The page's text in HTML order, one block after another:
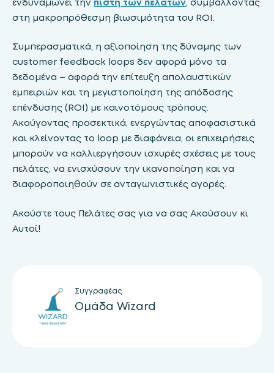
στη μακροπρόθεσμη βιωσιμότητα του ROI.
Συμπερασματικά, η αξιοποίηση της δύναμης των
customer feedback loops δεν αφορά μόνο τα
δεδομένα – αφορά την επίτευξη απολαυστικών
εμπειριών και τη μεγιστοποίηση της απόδοσης
επένδυσης (ROI) με καινοτόμους τρόπους.
Ακούγοντας προσεκτικά, ενεργώντας αποφασιστικά
και κλείνοντας το loop με διαφάνεια, οι επιχειρήσεις
μπορούν να καλλιεργήσουν ισχυρές σχέσεις με τους
πελάτες, να ενισχύσουν την ικανοποίηση και να
διαφοροποιηθούν σε ανταγωνιστικές αγορές.
Ακούστε τους Πελάτες σας για να σας Aκούσουν κι
Αυτοί!
Συγγραφέας
Ομάδα Wizard